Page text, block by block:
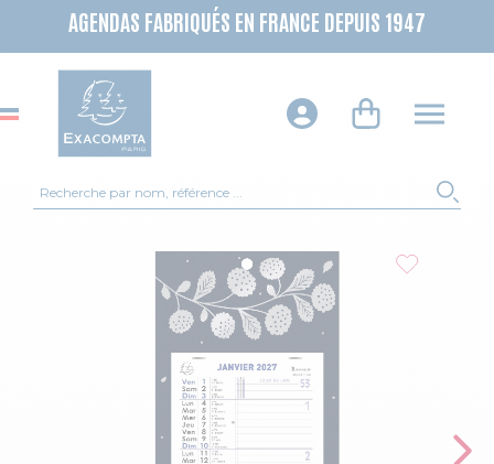
AGENDAS FABRIQUÉS EN FRANCE DEPUIS 1947
Skip to the end of the images gallery